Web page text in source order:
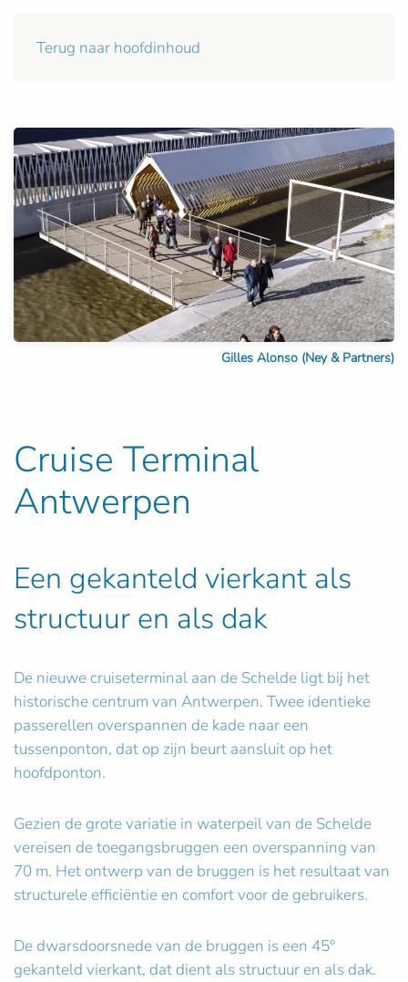
Terug naar hoofdinhoud
Gilles Alonso (Ney & Partners)
Cruise Terminal
Antwerpen
Een gekanteld vierkant als
structuur en als dak
De nieuwe cruiseterminal aan de Schelde ligt bij het
historische centrum van Antwerpen. Twee identieke
passerellen overspannen de kade naar een
tussenponton, dat op zijn beurt aansluit op het
hoofdponton.
Gezien de grote variatie in waterpeil van de Schelde
vereisen de toegangsbruggen een overspanning van
70 m. Het ontwerp van de bruggen is het resultaat van
structurele efficiëntie en comfort voor de gebruikers.
De dwarsdoorsnede van de bruggen is een 45°
gekanteld vierkant, dat dient als structuur en als dak.